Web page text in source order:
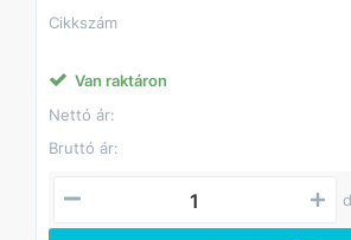
Cikkszám
Van raktáron
Nettó ár:
Bruttó ár: